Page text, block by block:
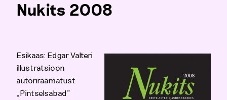
Nukits 2008
Esikaas: Edgar Valteri
illustratsioon
autoriraamatust
„Pintselsabad”